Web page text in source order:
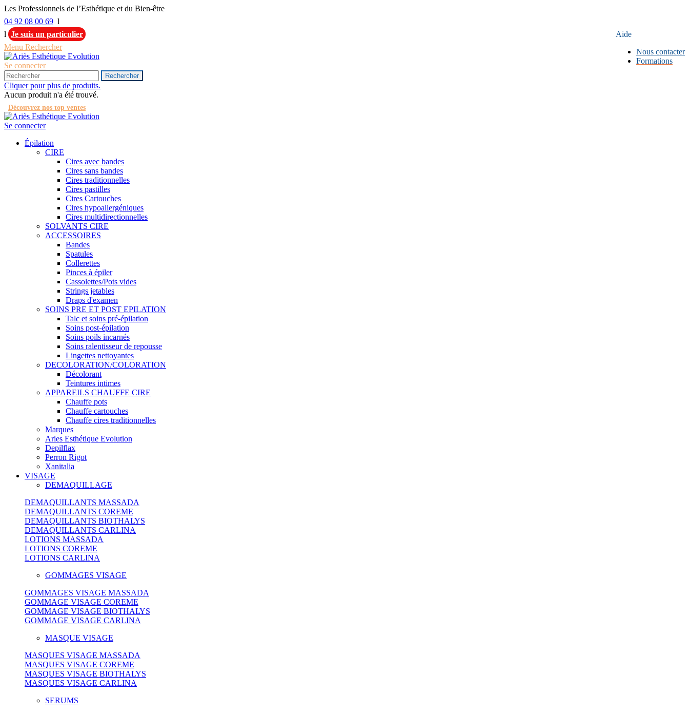
Les Professionnels de l’Esthétique et du Bien-être
04 92 08 00 69 l
Aide
Nous contacter
Formations
l Je suis un particulier
Menu Rechercher
Se connecter
Rechercher
Cliquer pour plus de produits.
Aucun produit n'a été trouvé.
Découvrez nos top ventes
Se connecter
Épilation
CIRE
Cires avec bandes
Cires sans bandes
Cires traditionnelles
Cires pastilles
Cires Cartouches
Cires hypoallergéniques
Cires multidirectionnelles
SOLVANTS CIRE
ACCESSOIRES
Bandes
Spatules
Collerettes
Pinces à épiler
Cassolettes/Pots vides
Strings jetables
Draps d'examen
SOINS PRE ET POST EPILATION
Talc et soins pré-épilation
Soins post-épilation
Soins poils incarnés
Soins ralentisseur de repousse
Lingettes nettoyantes
DECOLORATION/COLORATION
Décolorant
Teintures intimes
APPAREILS CHAUFFE CIRE
Chauffe pots
Chauffe cartouches
Chauffe cires traditionnelles
Marques
Aries Esthétique Evolution
Depilflax
Perron Rigot
Xanitalia
VISAGE
DEMAQUILLAGE
DEMAQUILLANTS MASSADA
DEMAQUILLANTS COREME
DEMAQUILLANTS BIOTHALYS
DEMAQUILLANTS CARLINA
LOTIONS MASSADA
LOTIONS COREME
LOTIONS CARLINA
GOMMAGES VISAGE
GOMMAGES VISAGE MASSADA
GOMMAGE VISAGE COREME
GOMMAGE VISAGE BIOTHALYS
GOMMAGE VISAGE CARLINA
MASQUE VISAGE
MASQUES VISAGE MASSADA
MASQUES VISAGE COREME
MASQUES VISAGE BIOTHALYS
MASQUES VISAGE CARLINA
SERUMS